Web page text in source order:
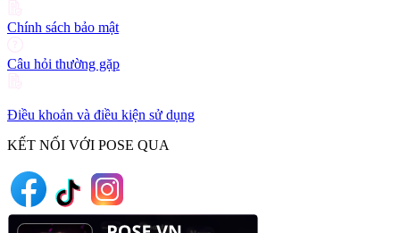
Chính sách bảo mật
Câu hỏi thường gặp
Điều khoản và điều kiện sử dụng
KẾT NỐI VỚI POSE QUA